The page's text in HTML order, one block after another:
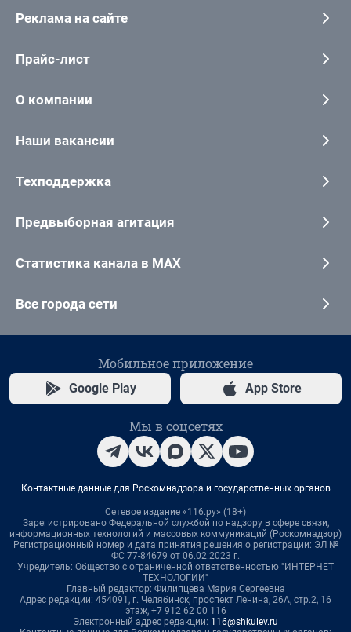
Реклама на сайте
Прайс-лист
О компании
Наши вакансии
Техподдержка
Предвыборная агитация
Статистика канала в MAX
Все города сети
Мобильное приложение
Google Play App Store
Мы в соцсетях
Контактные данные для Роскомнадзора и государственных органов
Сетевое издание «116.ру» (18+)
Зарегистрировано Федеральной службой по надзору в сфере связи,
информационных технологий и массовых коммуникаций (Роскомнадзор)
Регистрационный номер и дата принятия решения о регистрации: ЭЛ №
ФС 77-84679 от 06.02.2023 г.
Учредитель: Общество с ограниченной ответственностью "ИНТЕРНЕТ
ТЕХНОЛОГИИ"
Главный редактор: Филипцева Мария Сергеевна
Адрес редакции: 454091, г. Челябинск, проспект Ленина, 26А, стр.2, 16
этаж, +7 912 62 00 116
Электронный адрес редакции: 116@shkulev.ru